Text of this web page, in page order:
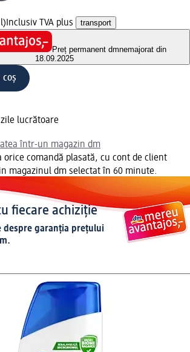
Inclusiv TVA plus transport
Preț permanent dmnemajorat din
18.09.2025
coș
lucrătoare
într-un magazin dm
orice comandă plasată, cu cont de client
magazinul dm selectat în 60 minute.
fiecare achiziție
despre garanția prețului